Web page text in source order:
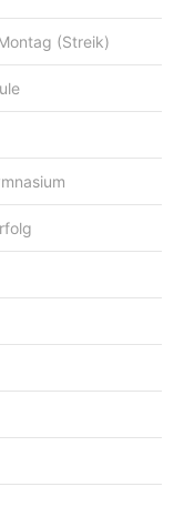
(Streik)